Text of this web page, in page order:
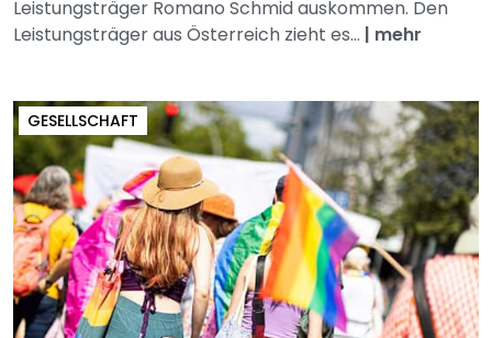
Leistungsträger Romano Schmid auskommen. Den
Leistungsträger aus Österreich zieht es... | mehr
GESELLSCHAFT